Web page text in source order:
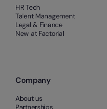
HR Tech
Talent Management
Legal & Finance
New at Factorial
Company
About us
Partnerships